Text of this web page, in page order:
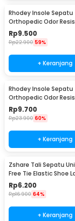
Rhodey Insole Sepatu
Orthopedic Odor
Foam 39 - Y3Y27
Rp9.500
Rp22.900 59%
+ Keranjang
Rhodey Insole Sepatu
Orthopedic Odor
Foam 41 - Y3Y27
Rp9.700
Rp23.900 60%
+ Keranjang
Zshare Tali Sepatu
Free Tie Elastic Shoe
- T10
Rp6.200
Rp16.900 64%
+ Keranjang